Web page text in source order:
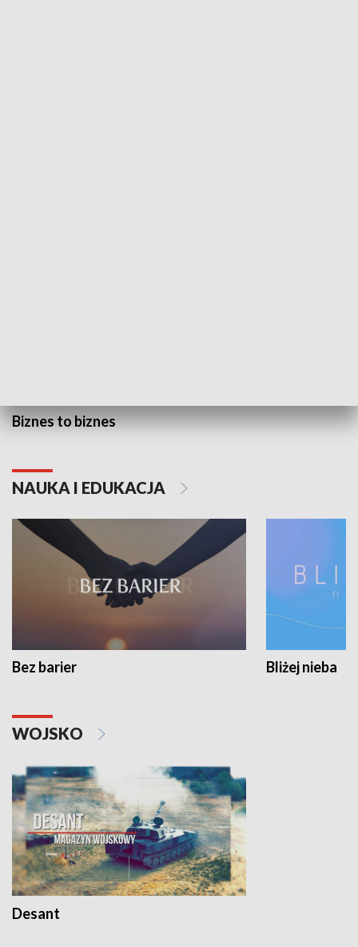
Biznes to biznes
NAUKA I EDUKACJA
Bez barier Bliżej nieba
WOJSKO
Desant